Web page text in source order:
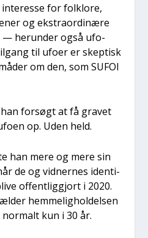
for folkl­o­re,
og ekstra­or­di­næ­re
— her­un­der også ufo-
til ufo­er er skep­tisk
om den, som SUFOI
for­søgt at få gra­vet
op. Uden held.
han mere og mere sin
de og vid­ner­nes iden­ti­
offent­lig­gjort i 2020.
hem­me­lig­hol­del­sen
kun i 30 år.